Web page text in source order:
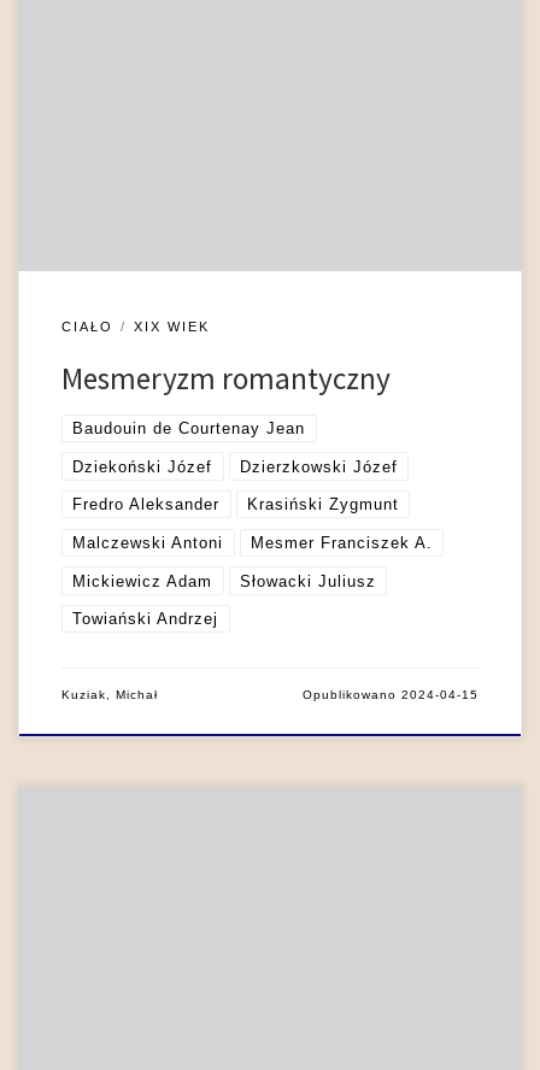
CIAŁO XIX WIEK
Mesmeryzm romantyczny
Baudouin de Courtenay Jean
Dziekoński Józef Dzierzkowski Józef
Fredro Aleksander Krasiński Zygmunt
Malczewski Antoni Mesmer Franciszek A.
Mickiewicz Adam Słowacki Juliusz
Towiański Andrzej
Kuziak, Michał Opublikowano2024-04-15